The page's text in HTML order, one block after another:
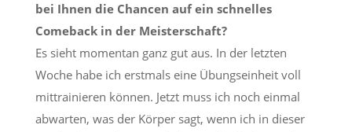
bei Ihnen die Chancen auf ein schnelles
Comeback in der Meisterschaft?
Es sieht momentan ganz gut aus. In der letzten
Woche habe ich erstmals eine Übungseinheit voll
mittrainieren können. Jetzt muss ich noch einmal
abwarten, was der Körper sagt, wenn ich in dieser